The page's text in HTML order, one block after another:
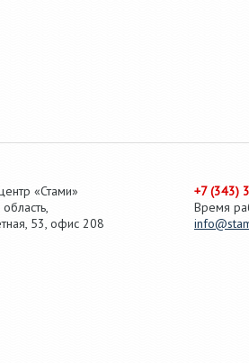
«Стами»
,
53, офис 208
+7 (343)
Время